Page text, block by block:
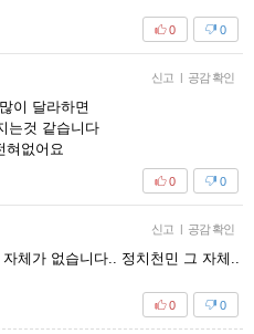
0
0
신고 | 공감 확인
이 달라하면
는것 같습니다
혀없어요
0
0
신고 | 공감 확인
체가 없습니다.. 정치천민 그 자체..
0
0